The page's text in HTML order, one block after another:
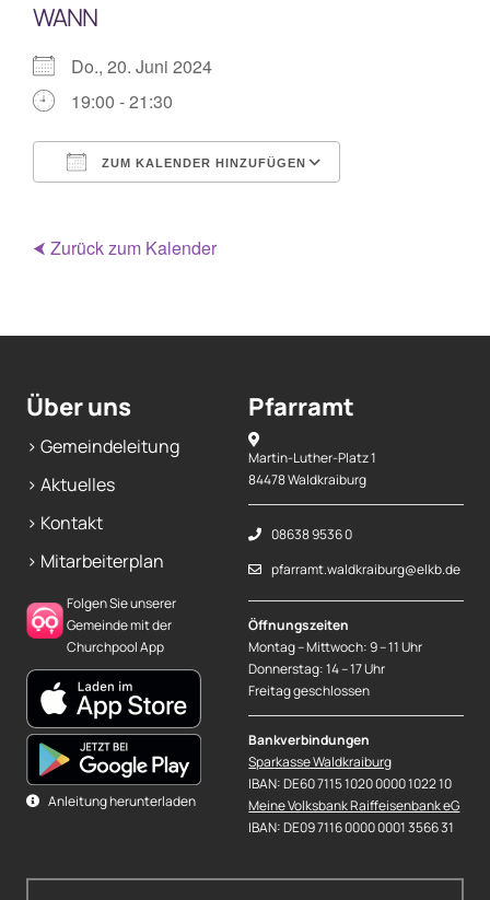
WANN
Do., 20. Juni 2024
19:00 - 21:30
ZUM KALENDER HINZUFÜGEN
⮜ Zurück zum Kalender
Über uns
> Gemeindeleitung
> Aktuelles
> Kontakt
> Mitarbeiterplan
Folgen Sie unserer
Gemeinde mit der
Churchpool App
Anleitung herunterladen
Pfarramt
Martin-Luther-Platz 1
84478 Waldkraiburg
08638 9536 0
pfarramt.waldkraiburg@elkb.de
Öffnungszeiten
Montag – Mittwoch: 9 – 11 Uhr
Donnerstag: 14 – 17 Uhr
Freitag geschlossen
Bankverbindungen
Sparkasse Waldkraiburg
IBAN: DE60 7115 1020 0000 1022 10
Meine Volksbank Raiffeisenbank eG
IBAN: DE09 7116 0000 0001 3566 31